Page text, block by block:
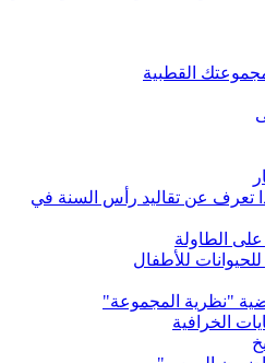
القطبية
تعرف عن تقاليد رأس السنة في
على الطاولة
للأطفال
"نظرية المجموعة"
الخرافية